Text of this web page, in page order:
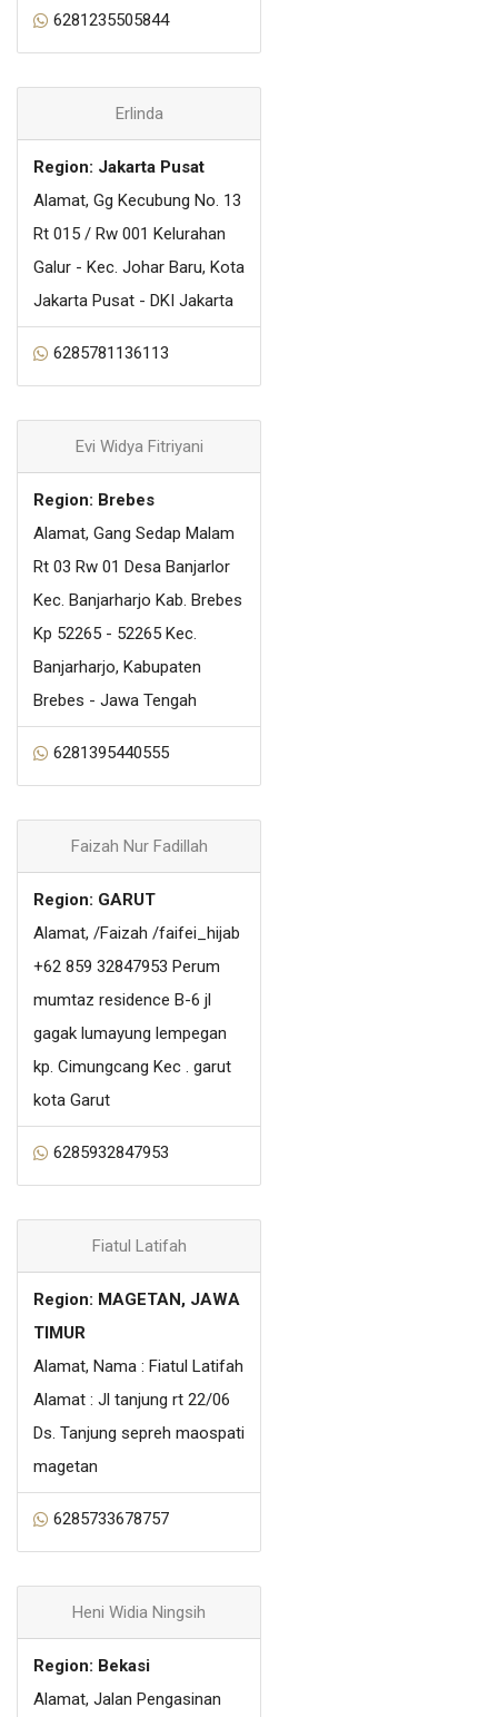
6281235505844
Erlinda
Region: Jakarta Pusat
Alamat, Gg Kecubung No. 13
Rt 015 / Rw 001 Kelurahan
Galur - Kec. Johar Baru, Kota
Jakarta Pusat - DKI Jakarta
6285781136113
Evi Widya Fitriyani
Region: Brebes
Alamat, Gang Sedap Malam
Rt 03 Rw 01 Desa Banjarlor
Kec. Banjarharjo Kab. Brebes
Kp 52265 - 52265 Kec.
Banjarharjo, Kabupaten
Brebes - Jawa Tengah
6281395440555
Faizah Nur Fadillah
Region: GARUT
Alamat, /Faizah /faifei_hijab
+62 859 32847953 Perum
mumtaz residence B-6 jl
gagak lumayung lempegan
kp. Cimungcang Kec . garut
kota Garut
6285932847953
Fiatul Latifah
Region: MAGETAN, JAWA
TIMUR
Alamat, Nama : Fiatul Latifah
Alamat : Jl tanjung rt 22/06
Ds. Tanjung sepreh maospati
magetan
6285733678757
Heni Widia Ningsih
Region: Bekasi
Alamat, Jalan Pengasinan